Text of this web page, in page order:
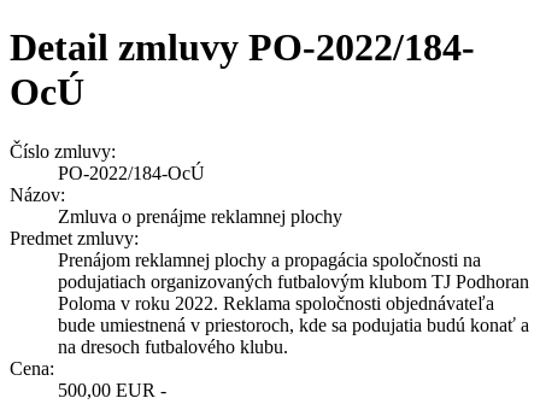
Detail zmluvy PO-2022/184-
OcÚ
Číslo zmluvy:
PO-2022/184-OcÚ
Názov:
Zmluva o prenájme reklamnej plochy
Predmet zmluvy:
Prenájom reklamnej plochy a propagácia spoločnosti na
podujatiach organizovaných futbalovým klubom TJ Podhoran
Poloma v roku 2022. Reklama spoločnosti objednávateľa
bude umiestnená v priestoroch, kde sa podujatia budú konať a
na dresoch futbalového klubu.
Cena:
500,00 EUR -